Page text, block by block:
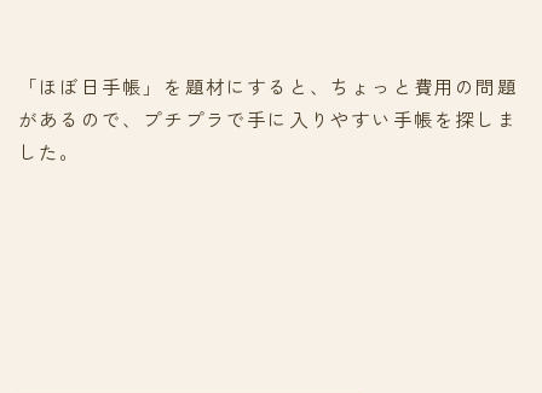
「ほぼ日手帳」を題材にすると、ちょっと費用の問題
があるので、プチプラで手に入りやすい手帳を探しま
した。